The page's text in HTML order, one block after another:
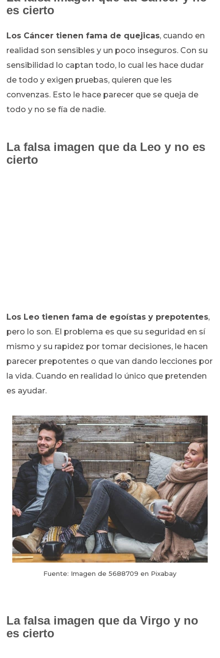
es cierto
Los Cáncer tienen fama de quejicas, cuando en
realidad son sensibles y un poco inseguros. Con su
sensibilidad lo captan todo, lo cual les hace dudar
de todo y exigen pruebas, quieren que les
convenzas. Esto le hace parecer que se queja de
todo y no se fía de nadie.
La falsa imagen que da Leo y no es
cierto
Los Leo tienen fama de egoístas y prepotentes,
pero lo son. El problema es que su seguridad en sí
mismo y su rapidez por tomar decisiones, le hacen
parecer prepotentes o que van dando lecciones por
la vida. Cuando en realidad lo único que pretenden
es ayudar.
Fuente: Imagen de 5688709 en Pixabay
La falsa imagen que da Virgo y no
es cierto